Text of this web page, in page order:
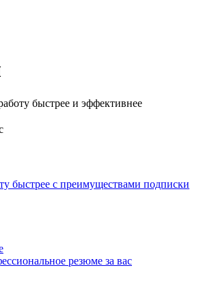
быстрее и эффективнее
быстрее с преимуществами подписки
резюме за вас